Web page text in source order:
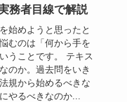
務者目線で解説
始めようと思ったと
むのは「何から手を
うことです。 テキス
のか。過去問をいき
規から始めるべきな
やるべきなのか...